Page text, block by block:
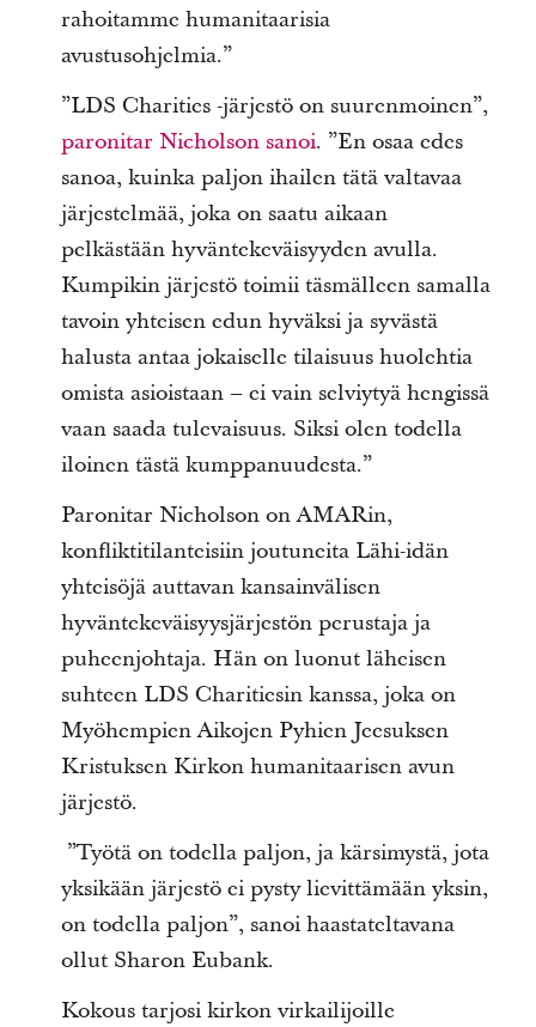
rahoitamme humanitaarisia
avustusohjelmia.”
”LDS Charities -järjestö on suurenmoinen”,
paronitar Nicholson sanoi. ”En osaa edes
sanoa, kuinka paljon ihailen tätä valtavaa
järjestelmää, joka on saatu aikaan
pelkästään hyväntekeväisyyden avulla.
Kumpikin järjestö toimii täsmälleen samalla
tavoin yhteisen edun hyväksi ja syvästä
halusta antaa jokaiselle tilaisuus huolehtia
omista asioistaan – ei vain selviytyä hengissä
vaan saada tulevaisuus. Siksi olen todella
iloinen tästä kumppanuudesta.”
Paronitar Nicholson on AMARin,
konfliktitilanteisiin joutuneita Lähi-idän
yhteisöjä auttavan kansainvälisen
hyväntekeväisyysjärjestön perustaja ja
puheenjohtaja. Hän on luonut läheisen
suhteen LDS Charitiesin kanssa, joka on
Myöhempien Aikojen Pyhien Jeesuksen
Kristuksen Kirkon humanitaarisen avun
järjestö.
”Työtä on todella paljon, ja kärsimystä, jota
yksikään järjestö ei pysty lievittämään yksin,
on todella paljon”, sanoi haastateltavana
ollut Sharon Eubank.
Kokous tarjosi kirkon virkailijoille